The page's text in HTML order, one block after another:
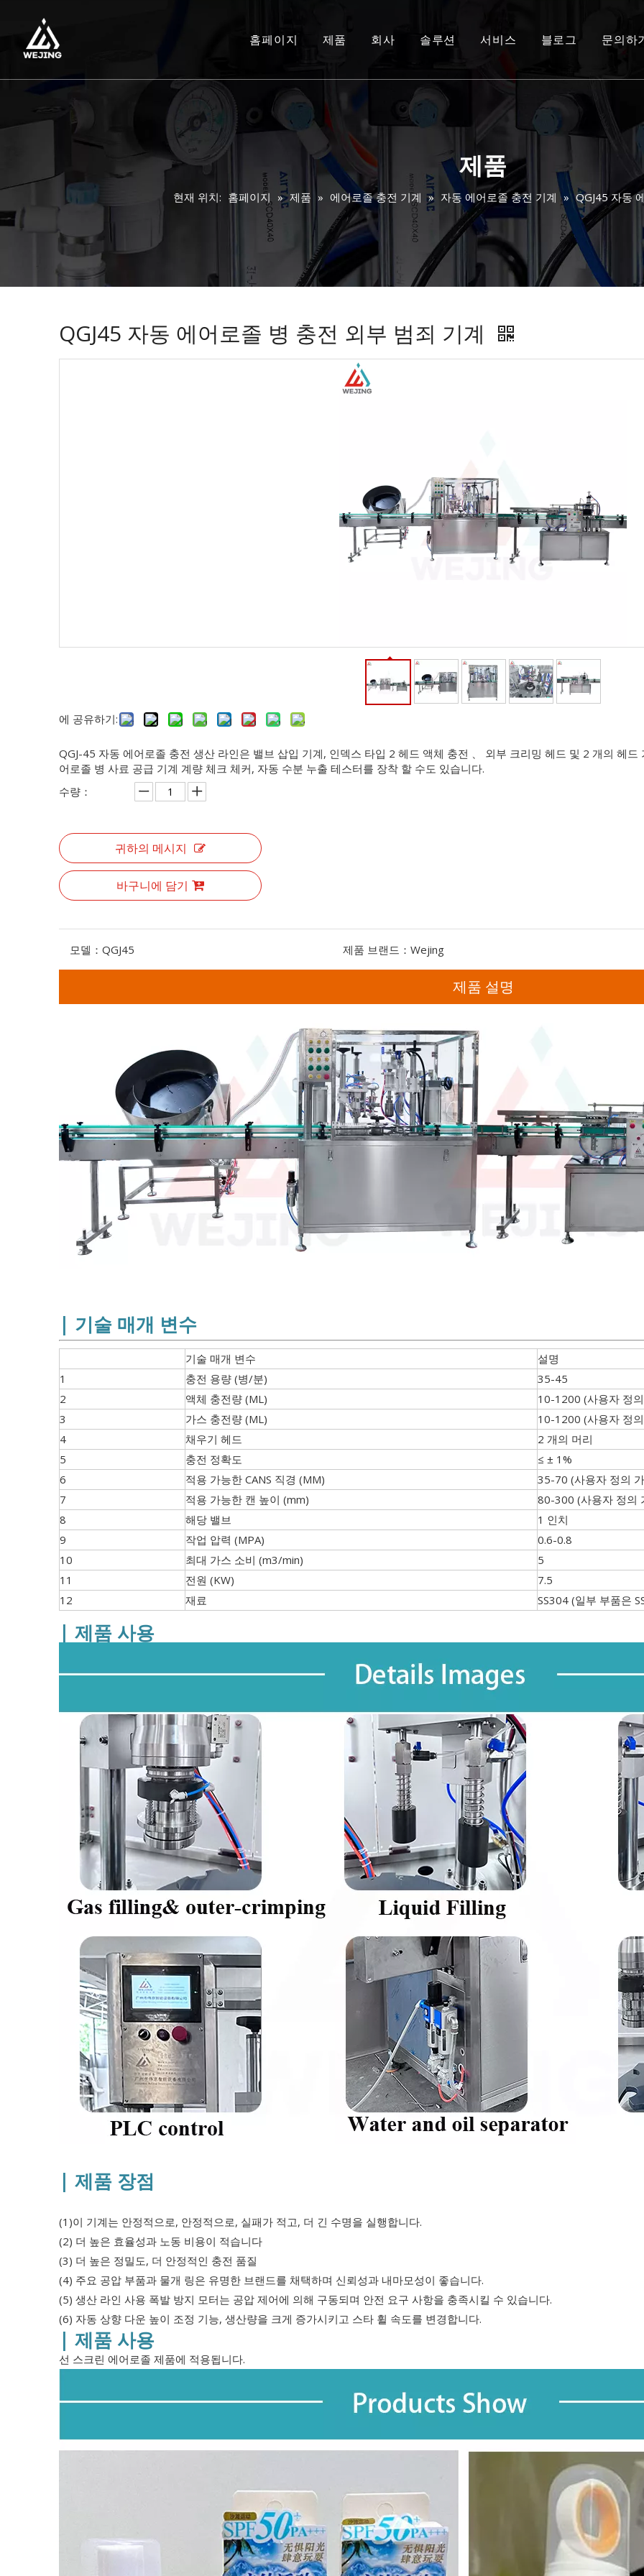
홈페이지 제품 회사 솔루션 서비스 블로그 문의하
제품
현재 위치: 홈페이지 » 제품 » 에어로졸 충전 기계 » 자동 에어로졸 충전 기계 » QGJ45 자동
QGJ45 자동 에어로졸 병 충전 외부 범죄 기계
에 공유하기:
QGJ-45 자동 에어로졸 충전 생산 라인은 밸브 삽입 기계, 인덱스 타입 2 헤드 액체 충전 、 외부 크리밍 헤드 및 2 개의 헤
어로졸 병 사료 공급 기계 계량 체크 체커, 자동 수분 누출 테스터를 장착 할 수도 있습니다.
수량：
귀하의 메시지
바구니에 담기
모델： QGJ45 제품 브랜드： Wejing
제품 설명
| 기술 매개 변수
기술 매개 변수
설명
1
충전 용량 (병/분)
35-45
2
액체 충전량 (ML)
10-1200 (사용자 정
3
가스 충전량 (ML)
10-1200 (사용자 정
4
채우기 헤드
2 개의 머리
5
충전 정확도
≤ ± 1%
6
적용 가능한 CANS 직경 (MM)
35-70 (사용자 정의
7
적용 가능한 캔 높이 (mm)
80-300 (사용자 정의
8
해당 밸브
1 인치
9
작업 압력 (MPA)
0.6-0.8
10
최대 가스 소비 (m3/min)
5
11
전원 (KW)
7.5
12
재료 SS304 (일부 부품은
| 제품 사용
| 제품 장점
(1)이 기계는 안정적으로, 안정적으로, 실패가 적고, 더 긴 수명을 실행합니다.
(2) 더 높은 효율성과 노동 비용이 적습니다
(3) 더 높은 정밀도, 더 안정적인 충전 품질
(4) 주요 공압 부품과 물개 링은 유명한 브랜드를 채택하며 신뢰성과 내마모성이 좋습니다.
(5) 생산 라인 사용 폭발 방지 모터는 공압 제어에 의해 구동되며 안전 요구 사항을 충족시킬 수 있습니다.
(6) 자동 상향 다운 높이 조정 기능, 생산량을 크게 증가시키고 스타 휠 속도를 변경합니다.
| 제품 사용
선 스크린 에어로졸 제품에 적용됩니다.